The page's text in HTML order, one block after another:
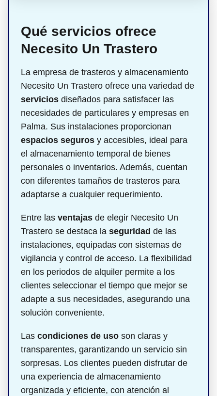
Qué servicios ofrece
Necesito Un Trastero
La empresa de trasteros y almacenamiento
Necesito Un Trastero ofrece una variedad de
servicios diseñados para satisfacer las
necesidades de particulares y empresas en
Palma. Sus instalaciones proporcionan
espacios seguros y accesibles, ideal para
el almacenamiento temporal de bienes
personales o inventarios. Además, cuentan
con diferentes tamaños de trasteros para
adaptarse a cualquier requerimiento.
Entre las ventajas de elegir Necesito Un
Trastero se destaca la seguridad de las
instalaciones, equipadas con sistemas de
vigilancia y control de acceso. La flexibilidad
en los periodos de alquiler permite a los
clientes seleccionar el tiempo que mejor se
adapte a sus necesidades, asegurando una
solución conveniente.
Las condiciones de uso son claras y
transparentes, garantizando un servicio sin
sorpresas. Los clientes pueden disfrutar de
una experiencia de almacenamiento
organizada y eficiente, con atención al